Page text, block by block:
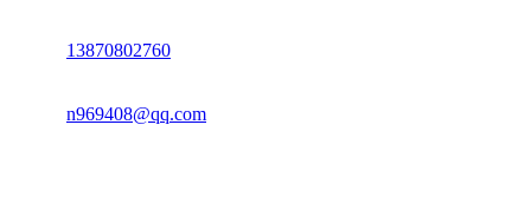
13870802760
n969408@qq.com